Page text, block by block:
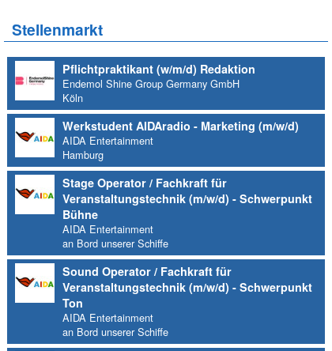
Stellenmarkt
Pflichtpraktikant (w/m/d) Redaktion
Endemol Shine Group Germany GmbH
Köln
Werkstudent AIDAradio - Marketing (m/w/d)
AIDA Entertainment
Hamburg
Stage Operator / Fachkraft für
Veranstaltungstechnik (m/w/d) - Schwerpunkt
Bühne
AIDA Entertainment
an Bord unserer Schiffe
Sound Operator / Fachkraft für
Veranstaltungstechnik (m/w/d) - Schwerpunkt
Ton
AIDA Entertainment
an Bord unserer Schiffe